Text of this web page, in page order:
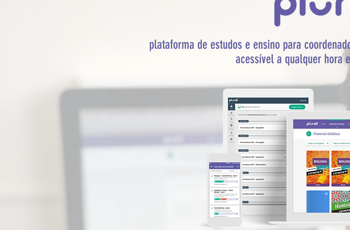
plataforma de estudos e ensino para
acessível a qualquer hora